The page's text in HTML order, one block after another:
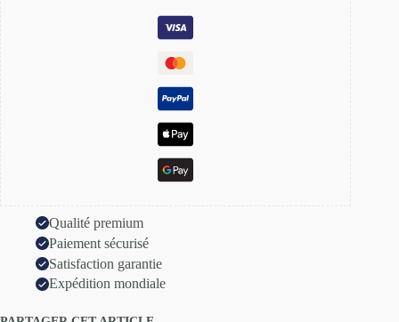
Qualité premium
Paiement sécurisé
Satisfaction garantie
Expédition mondiale